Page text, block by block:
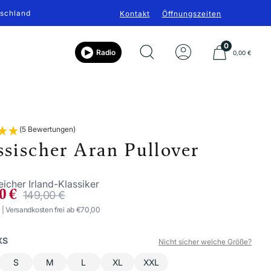
Kontakt Öffnungszeiten
Radio
0
0,00 €
Aran Pullover
(5 Bewertungen)
Irland-Klassiker
€ Regulärer
Preis
149,00 €
Versandkosten frei ab €70,00
Nicht sicher welche Größe?
S M L XL XXL